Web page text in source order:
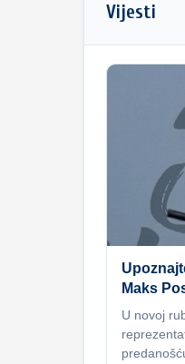
Vijesti
Maks
U novoj